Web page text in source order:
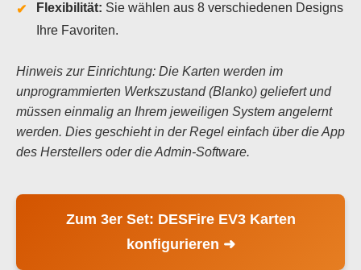
Flexibilität: Sie wählen aus 8 verschiedenen Designs
Ihre Favoriten.
Hinweis zur Einrichtung: Die Karten werden im
unprogrammierten Werkszustand (Blanko) geliefert und
müssen einmalig an Ihrem jeweiligen System angelernt
werden. Dies geschieht in der Regel einfach über die App
des Herstellers oder die Admin-Software.
Zum 3er Set: DESFire EV3 Karten
konfigurieren ➜